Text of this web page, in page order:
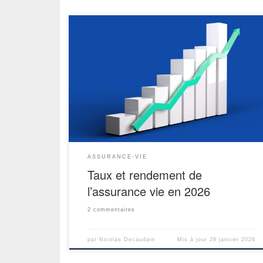
On entend souvent dire dans les médias que « le taux
des assurances vie est en baisse / en hausse ». Cela
n’a pas de sens et indique que les journalistes ne
comprennent pas le sujet. Le raccourci pris par ces
journalistes est de réduire l’assurance vie aux fonds
euro. Attention à […]
ASSURANCE-VIE
Taux et rendement de
l’assurance vie en 2026
2 commentaires
par Nicolas Decaudain Mis à jour 29 janvier 2026